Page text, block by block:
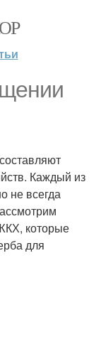
Каждый из
не всегда
которые
для